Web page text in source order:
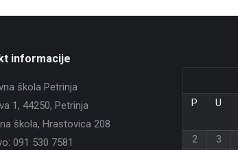
informacije
škola Petrinja
1, 44250, Petrinja
škola, Hrastovica 208
091 530 7581
P
U
2
3